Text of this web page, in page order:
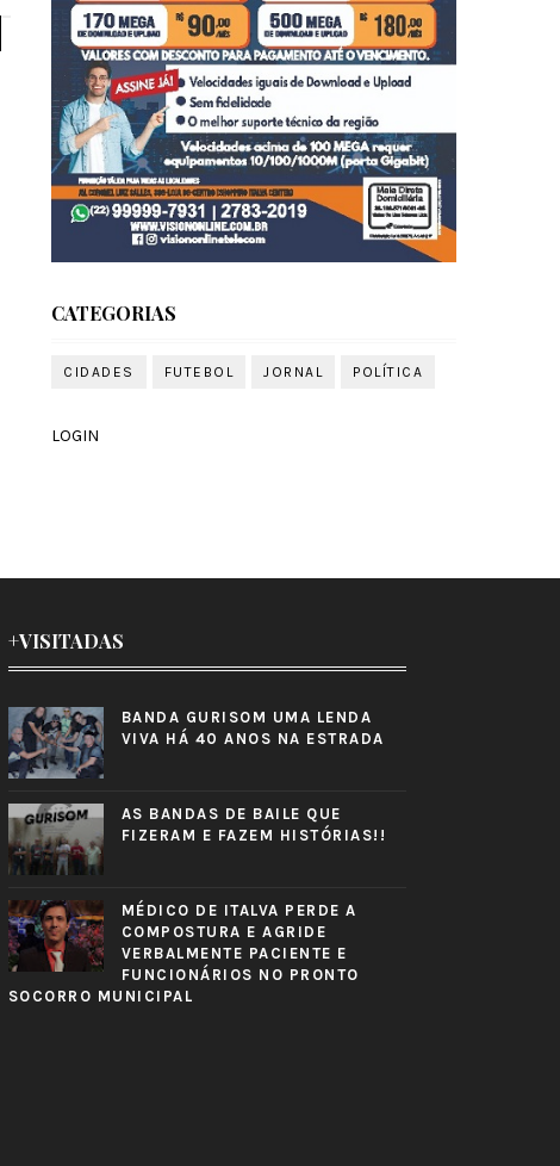
CATEGORIAS
CIDADES FUTEBOL JORNAL POLÍTICA
LOGIN
+VISITADAS
BANDA GURISOM UMA LENDA
VIVA HÁ 40 ANOS NA ESTRADA
AS BANDAS DE BAILE QUE
FIZERAM E FAZEM HISTÓRIAS!!
MÉDICO DE ITALVA PERDE A
COMPOSTURA E AGRIDE
VERBALMENTE PACIENTE E
FUNCIONÁRIOS NO PRONTO
SOCORRO MUNICIPAL